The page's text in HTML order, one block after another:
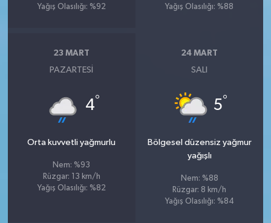
Yağış Olasılığı: %92
Yağış Olasılığı: %88
23 MART
PAZARTESI
4°
Orta kuvvetli yağmurlu
Nem: %93
Rüzgar: 13 km/h
Yağış Olasılığı: %82
24 MART
SALI
5°
Bölgesel düzensiz yağmur
yağışlı
Nem: %88
Rüzgar: 8 km/h
Yağış Olasılığı: %84